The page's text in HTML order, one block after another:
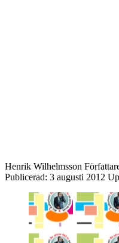
Henrik Wilhelmsson
Publicerad: 3 augusti 2012